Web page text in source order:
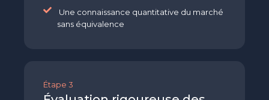
Une connaissance quantitative du marché
sans équivalence
Étape 3